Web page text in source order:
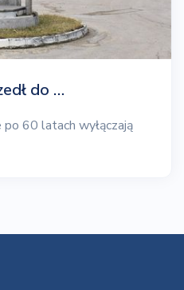
do …
60 latach wyłączają